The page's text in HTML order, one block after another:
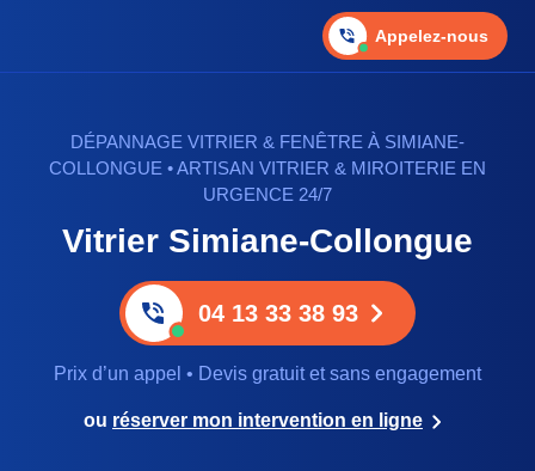
Appelez-nous
DÉPANNAGE VITRIER & FENÊTRE À SIMIANE-
COLLONGUE • ARTISAN VITRIER & MIROITERIE EN
URGENCE 24/7
Vitrier Simiane-Collongue
04 13 33 38 93
Prix d’un appel • Devis gratuit et sans engagement
ou réserver mon intervention en ligne